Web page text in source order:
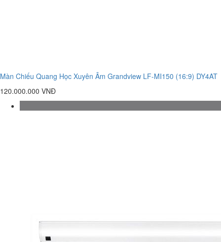
Màn Chiếu Quang Học Xuyên Âm Grandview LF-MI150 (16:9) DY4AT
120.000.000 VNĐ